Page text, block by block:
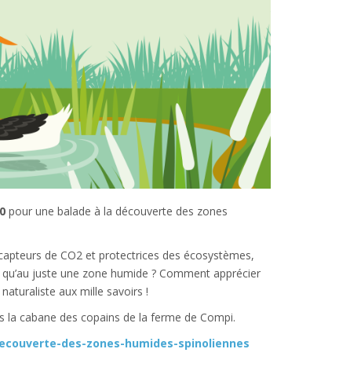
pour une balade à la découverte des zones
de CO2 et protectrices des écosystèmes,
juste une zone humide ? Comment apprécier
aux mille savoirs !
la cabane des copains de la ferme de Compi.
des-zones-humides-spinoliennes